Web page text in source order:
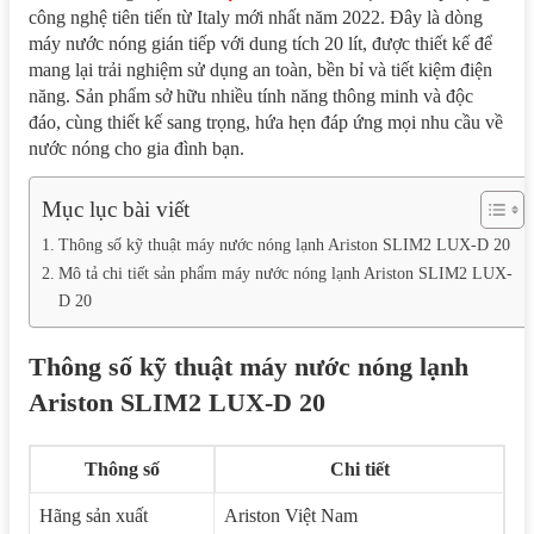
công nghệ tiên tiến từ Italy mới nhất năm 2022. Đây là dòng
máy nước nóng gián tiếp với dung tích 20 lít, được thiết kế để
mang lại trải nghiệm sử dụng an toàn, bền bỉ và tiết kiệm điện
năng. Sản phẩm sở hữu nhiều tính năng thông minh và độc
đáo, cùng thiết kế sang trọng, hứa hẹn đáp ứng mọi nhu cầu về
nước nóng cho gia đình bạn.
Mục lục bài viết
Thông số kỹ thuật máy nước nóng lạnh Ariston SLIM2 LUX-D 20
Mô tả chi tiết sản phẩm máy nước nóng lạnh Ariston SLIM2 LUX-
D 20
Thông số kỹ thuật máy nước nóng lạnh
Ariston SLIM2 LUX-D 20
Thông số Chi tiết
Hãng sản xuất Ariston Việt Nam